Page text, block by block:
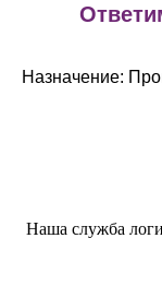
Назначение:
Наша служба